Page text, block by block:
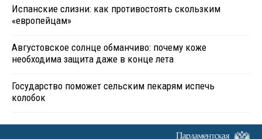
Испанские слизни: как противостоять скользким
«европейцам»
Августовское солнце обманчиво: почему коже
необходима защита даже в конце лета
Государство поможет сельским пекарям испечь
колобок